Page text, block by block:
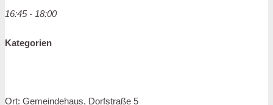
16:45 - 18:00
Kategorien
Ort: Gemeindehaus, Dorfstraße 5